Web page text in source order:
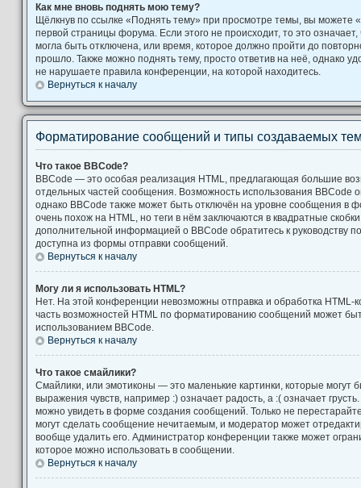
Как мне вновь поднять мою тему?
Щёлкнув по ссылке «Поднять тему» при просмотре темы, вы можете
первой страницы форума. Если этого не происходит, то это
могла быть отключена, или время, которое должно пройти до
прошло. Также можно поднять тему, просто ответив на неё, однако
не нарушаете правила конференции, на которой находитесь.
Вернуться к началу
Форматирование сообщений и типы создаваемых
Что такое BBCode?
BBCode — это особая реализация HTML, предлагающая большие
отдельных частей сообщения. Возможность использования BBCode
однако BBCode также может быть отключён на уровне сообщения в
очень похож на HTML, но теги в нём заключаются в квадратные
дополнительной информацией о BBCode обратитесь к руководству
доступна из формы отправки сообщений.
Вернуться к началу
Могу ли я использовать HTML?
Нет. На этой конференции невозможны отправка и обработка
часть возможностей HTML по форматированию сообщений может
использованием BBCode.
Вернуться к началу
Что такое смайлики?
Смайлики, или эмотиконы — это маленькие картинки, которые могут
выражения чувств, например :) означает радость, а :( означает
можно увидеть в форме создания сообщений. Только не
могут сделать сообщение нечитаемым, и модератор может
вообще удалить его. Администратор конференции также может
которое можно использовать в сообщении.
Вернуться к началу